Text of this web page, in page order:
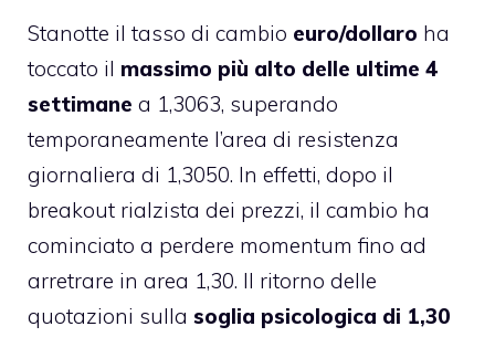
Stanotte il tasso di cambio euro/dollaro ha
toccato il massimo più alto delle ultime 4
settimane a 1,3063, superando
temporaneamente l’area di resistenza
giornaliera di 1,3050. In effetti, dopo il
breakout rialzista dei prezzi, il cambio ha
cominciato a perdere momentum fino ad
arretrare in area 1,30. Il ritorno delle
quotazioni sulla soglia psicologica di 1,30